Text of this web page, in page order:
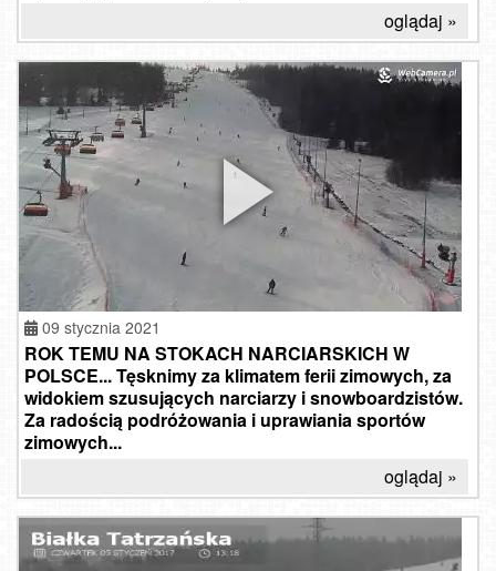
oglądaj »
09 stycznia 2021
ROK TEMU NA STOKACH NARCIARSKICH W
POLSCE... Tęsknimy za klimatem ferii zimowych, za
widokiem szusujących narciarzy i snowboardzistów.
Za radością podróżowania i uprawiania sportów
zimowych...
oglądaj »